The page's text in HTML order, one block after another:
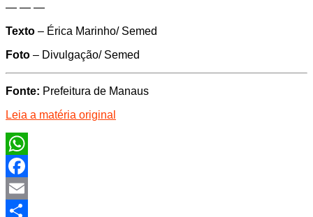
— — —
Texto – Érica Marinho/ Semed
Foto – Divulgação/ Semed
Fonte: Prefeitura de Manaus
Leia a matéria original
WhatsApp
Facebook
Email